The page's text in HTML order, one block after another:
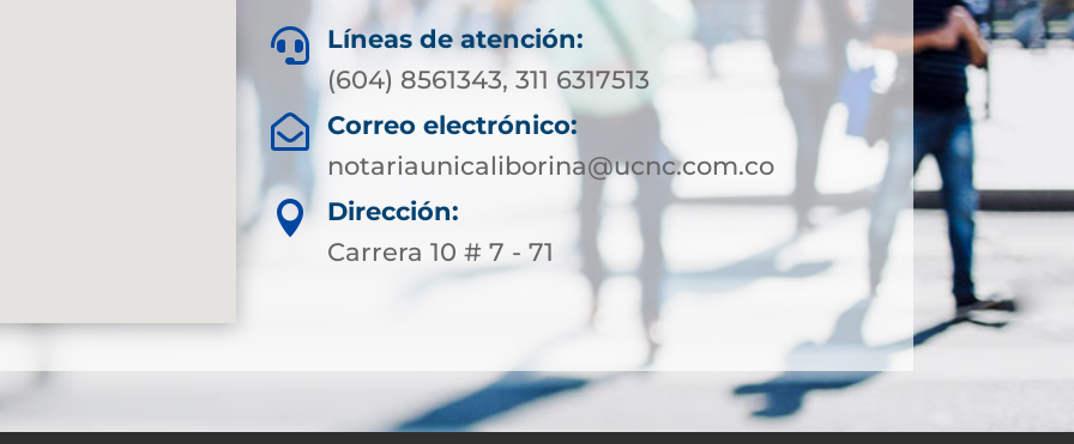

Líneas de atención:
(604) 8561343, 311 6317513

Correo electrónico:
notariaunicaliborina@ucnc.com.co

Dirección:
Carrera 10 # 7 - 71